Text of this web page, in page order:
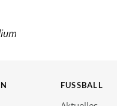
FUSSBALL